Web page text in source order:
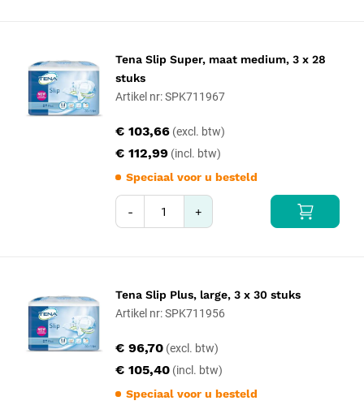
Tena Slip Super, maat medium, 3 x 28
stuks
Artikel nr: SPK711967
€ 112,99
€ 103,66
Speciaal voor u besteld
- +
Tena Slip Plus, large, 3 x 30 stuks
Artikel nr: SPK711956
€ 105,40
€ 96,70
Speciaal voor u besteld